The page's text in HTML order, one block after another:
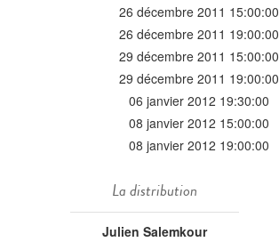
26 décembre 2011 15:00:00
26 décembre 2011 19:00:00
29 décembre 2011 15:00:00
29 décembre 2011 19:00:00
06 janvier 2012 19:30:00
08 janvier 2012 15:00:00
08 janvier 2012 19:00:00
La distribution
Julien Salemkour